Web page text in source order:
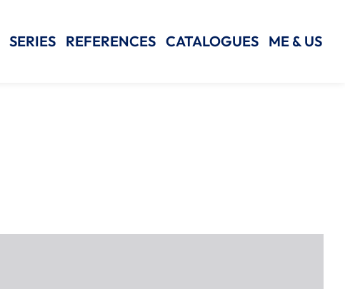
SERIES REFERENCES CATALOGUES ME & US